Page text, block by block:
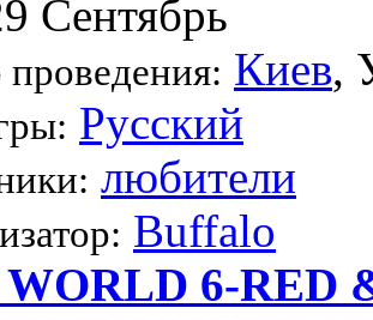
Сентябрь
Киев,
Русский
любители
Buffalo
WORLD 6-RED